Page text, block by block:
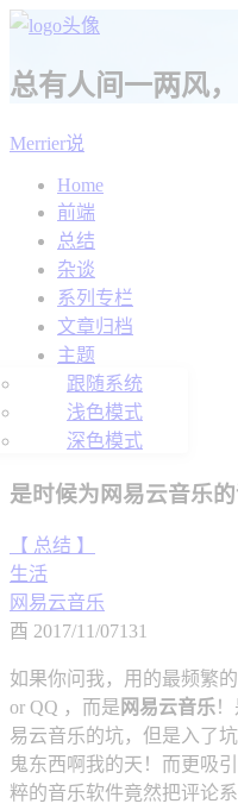
总有人间一两风
Merrier说
Home
前端
总结
杂谈
系列专栏
文章归档
主题
跟随系统
浅色模式
深色模式
是时候为网易云音乐
【 总结 】
生活
网易云音乐
酉 2017/11/07131
如果你问我，用的最频繁
or QQ ，而是 网易云音乐
易云音乐的坑，但是入了
鬼东西啊我的天！而更吸
粹的音乐软件竟然把评论